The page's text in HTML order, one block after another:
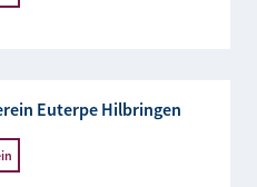
Euterpe Hilbringen